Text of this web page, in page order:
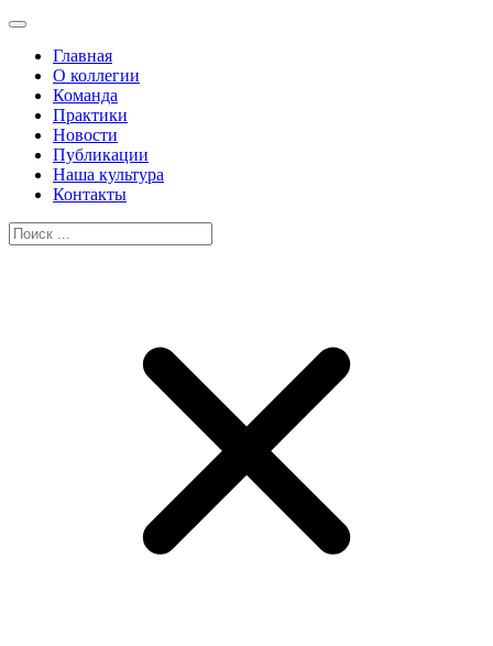
Главная
О коллегии
Команда
Практики
Новости
Публикации
Наша культура
Контакты